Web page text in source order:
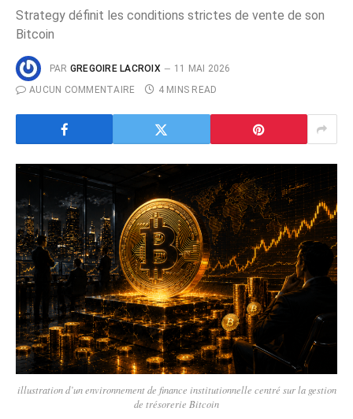
Strategy définit les conditions strictes de vente de son
Bitcoin
PAR GREGOIRE LACROIX
11 MAI 2026
AUCUN COMMENTAIRE
4 MINS READ
illustration d’un environnement de finance institutionnelle centré sur la gestion
de trésorerie Bitcoin